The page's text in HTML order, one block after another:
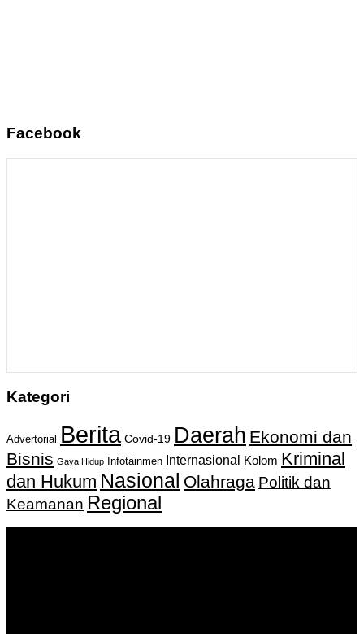
Facebook
Kategori
Advertorial Berita Covid-19 Daerah Ekonomi dan
Bisnis Gaya Hidup Infotainmen Internasional Kolom Kriminal
dan Hukum Nasional Olahraga Politik dan
Keamanan Regional